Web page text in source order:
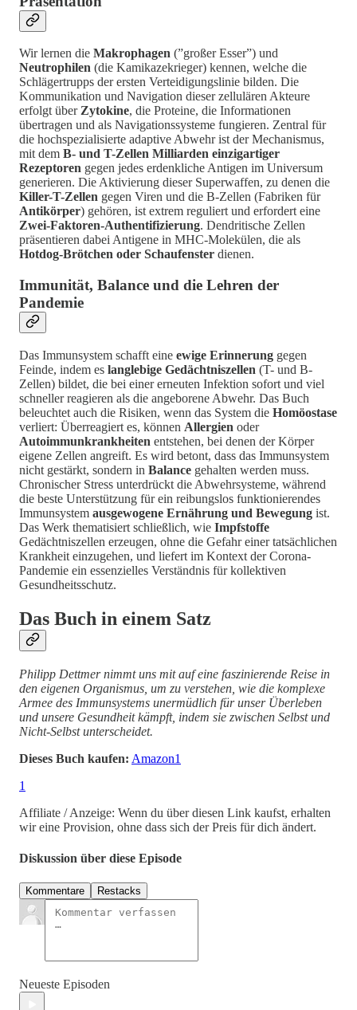
Wir lernen die Makrophagen (”großer Esser”) und
Neutrophilen (die Kamikazekrieger) kennen, welche die
Schlägertrupps der ersten Verteidigungslinie bilden. Die
Kommunikation und Navigation dieser zellulären Akteure
erfolgt überZytokine, die Proteine, die Informationen
übertragen und als Navigationssysteme fungieren. Zentral für
die hochspezialisierte adaptive Abwehr ist der Mechanismus,
mit dem B- und T-Zellen Milliarden einzigartiger
Rezeptoren gegen jedes erdenkliche Antigen im Universum
generieren. Die Aktivierung dieser Superwaffen, zu denen die
Killer-T-Zellen gegen Viren und die B-Zellen (Fabriken für
Antikörper) gehören, ist extrem reguliert und erfordert eine
Zwei-Faktoren-Authentifizierung. Dendritische Zellen
präsentieren dabei Antigene in MHC-Molekülen, die als
Hotdog-Brötchen oder Schaufenster dienen.
Immunität, Balance und die Lehren der
Pandemie
Das Immunsystem schafft eine ewige Erinnerung gegen
Feinde, indem es langlebige Gedächtniszellen (T- und B-
Zellen) bildet, die bei einer erneuten Infektion sofort und viel
schneller reagieren als die angeborene Abwehr. Das Buch
beleuchtet auch die Risiken, wenn das System die Homöostase
verliert: Überreagiert es, können Allergien oder
Autoimmunkrankheiten entstehen, bei denen der Körper
eigene Zellen angreift. Es wird betont, dass das Immunsystem
nicht gestärkt, sondern in Balance gehalten werden muss.
Chronischer Stress unterdrückt die Abwehrsysteme, während
die beste Unterstützung für ein reibungslos funktionierendes
Immunsystem ausgewogene Ernährung und Bewegung ist.
Das Werk thematisiert schließlich, wie Impfstoffe
Gedächtniszellen erzeugen, ohne die Gefahr einer tatsächlichen
Krankheit einzugehen, und liefert im Kontext der Corona-
Pandemie ein essenzielles Verständnis für kollektiven
Gesundheitsschutz.
Das Buch in einem Satz
Philipp Dettmer nimmt uns mit auf eine faszinierende Reise in
den eigenen Organismus, um zu verstehen, wie die komplexe
Armee des Immunsystems unermüdlich für unser Überleben
und unsere Gesundheit kämpft, indem sie zwischen Selbst und
Nicht-Selbst unterscheidet.
Dieses Buch kaufen: Amazon1
1
Affiliate / Anzeige: Wenn du über diesen Link kaufst, erhalten
wir eine Provision, ohne dass sich der Preis für dich ändert.
Diskussion über diese Episode
Kommentare Restacks
Neueste Episoden